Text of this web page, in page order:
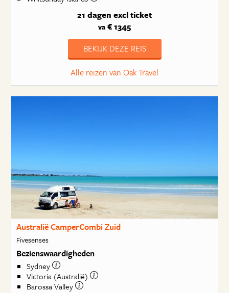
21 dagen excl ticket
va € 1345
BEKIJK DEZE REIS
Alle reizen van Oak Travel
Australië CamperCombi Zuid
Fivesenses
Bezienswaardigheden
Sydney
Victoria (Australië)
Barossa Valley